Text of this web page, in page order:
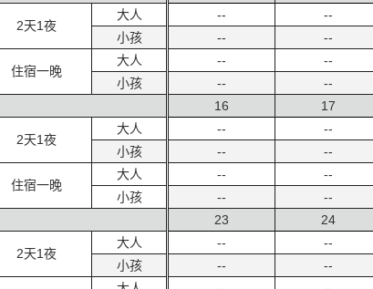
2天1夜
大人
小孩
住宿一晚
大人
小孩
2天1夜
大人
小孩
住宿一晚
大人
小孩
2天1夜
大人
小孩
--
--
--
--
--
--
--
--
16
--
--
--
--
17
--
--
--
--
23
--
--
24
--
--